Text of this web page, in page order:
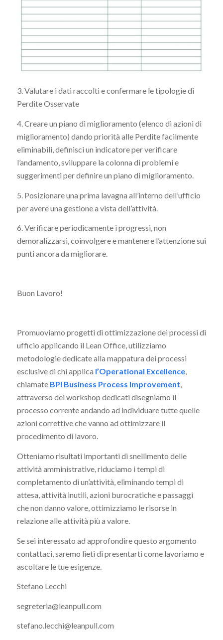
3. Valutare i dati raccolti e confermare le tipologie di
Perdite Osservate
4. Creare un piano di miglioramento (elenco di azioni di
miglioramento) dando priorità alle Perdite facilmente
eliminabili, definisci un indicatore per verificare
l’andamento, sviluppare la colonna di problemi e
suggerimenti per definire un piano di miglioramento.
5. Posizionare una prima lavagna all’interno dell’ufficio
per avere una gestione a vista dell’attività.
6. Verificare periodicamente i progressi, non
demoralizzarsi, coinvolgere e mantenere l’attenzione sui
punti ancora da migliorare.
Buon Lavoro!
Promuoviamo progetti di ottimizzazione dei processi di
ufficio applicando il Lean Office, utilizziamo
metodologie dedicate alla mappatura dei processi
esclusive di chi applica l’Operational Excellence,
chiamate BPI Business Process Improvement,
attraverso dei workshop dedicati disegniamo il
processo corrente andando ad individuare tutte quelle
azioni correttive che vanno ad ottimizzare il
procedimento di lavoro.
Otteniamo risultati importanti di snellimento delle
attività amministrative, riduciamo i tempi di
completamento di un’attività, eliminando tempi di
attesa, attività inutili, azioni burocratiche e passaggi
che non danno valore, ottimizziamo le risorse in
relazione alle attività più a valore.
Se sei interessato ad approfondire questo argomento
contattaci, saremo lieti di presentarti come lavoriamo e
ascoltare le tue esigenze.
Stefano Lecchi
segreteria@leanpull.com
stefano.lecchi@leanpull.com